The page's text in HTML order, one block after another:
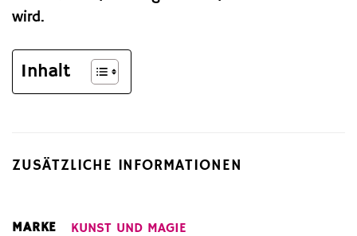
wird.
Inhalt
ZUSÄTZLICHE INFORMATIONEN
MARKE KUNST UND MAGIE